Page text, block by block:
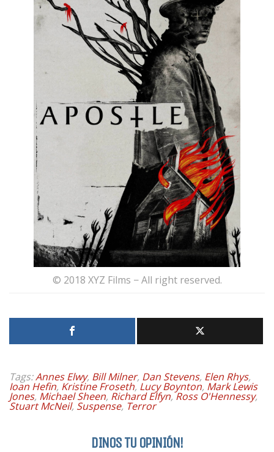
© 2018 XYZ Films − All right reserved.
Tags:Annes Elwy, Bill Milner, Dan Stevens, Elen Rhys,
Ioan Hefin, Kristine Froseth, Lucy Boynton, Mark Lewis
Jones, Michael Sheen, Richard Elfyn,Ross O'Hennessy,
Stuart McNeil, Suspense, Terror
DINOS TU OPINIÓN!